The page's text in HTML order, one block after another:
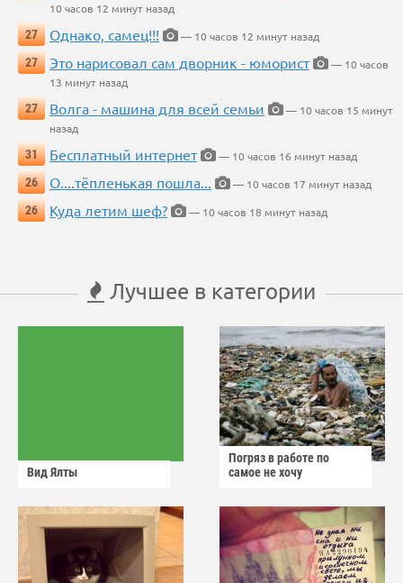
10 часов 12 минут назад
27
Однако, самец!!!
— 10 часов 12 минут назад
27
Это нарисовал сам дворник - юморист
— 10 часов
13 минут назад
27
Волга - машина для всей семьи
— 10 часов 15 минут
назад
31
Бесплатный интернет
— 10 часов 16 минут назад
26
О....тёпленькая пошла...
— 10 часов 17 минут назад
26
Куда летим шеф? — 10 часов 18 минут назад
Лучшее в категории
Вид Ялты
Погряз в работе по
самое не хочу